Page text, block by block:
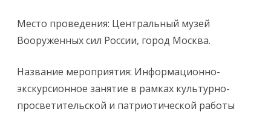
Место проведения: Центральный музей
Вооруженных сил России, город Москва.
Название мероприятия: Информационно-
экскурсионное занятие в рамках культурно-
просветительской и патриотической работы